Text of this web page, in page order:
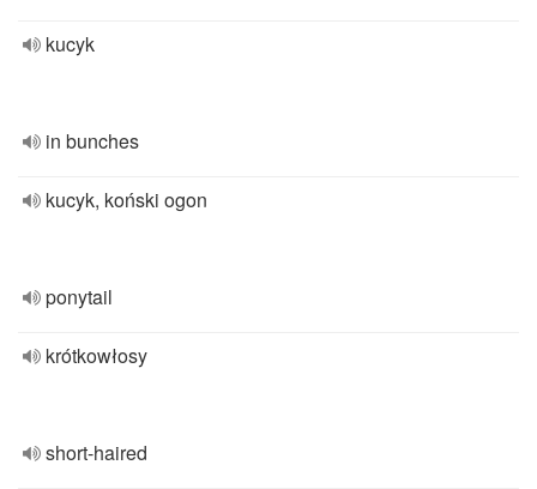
kucyk
in bunches
kucyk, koński ogon
ponytail
krótkowłosy
short-haired